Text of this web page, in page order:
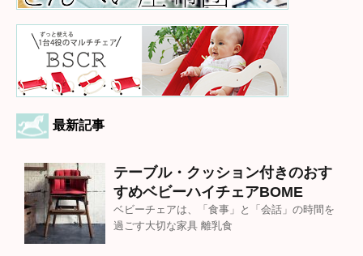
最新記事
テーブル・クッション付きのおす
すめベビーハイチェアBOME
ベビーチェアは、「食事」と「会話」の時間を
過ごす大切な家具 離乳食